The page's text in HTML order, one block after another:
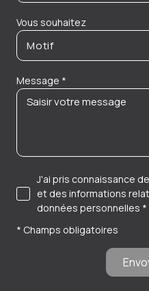
Vous souhaitez
Motif
Message *
J'ai pris connaissance
et des informations
données personnelles *
* Champs obligatoires